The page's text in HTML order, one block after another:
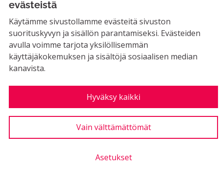
evästeistä
Käytämme sivustollamme evästeitä sivuston
suorituskyvyn ja sisällön parantamiseksi. Evästeiden
avulla voimme tarjota yksilöllisemmän
käyttäjäkokemuksen ja sisältöjä sosiaalisen median
kanavista.
Hyväksy kaikki
Vain välttämättömät
Asetukset
Liikuntapuiston kuntolaite
MAHDOLLINEN
Ehdotan hankittavaksi liikuntapuiston mäelle
uuden kuntolaitteen: hiihtolaite, jossa voi siis...
2 2 SEURAAJAA
SEURAA 0